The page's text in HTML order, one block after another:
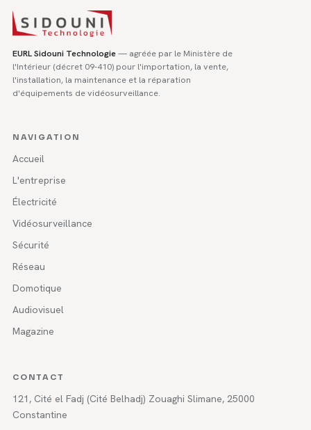
EURL Sidouni Technologie— agréée par le Ministère de
l'Intérieur (décret 09-410) pour l'importation, la vente,
l'installation, la maintenance et la réparation
d'équipements de vidéosurveillance.
NAVIGATION
Accueil
L'entreprise
Électricité
Vidéosurveillance
Sécurité
Réseau
Domotique
Audiovisuel
Magazine
CONTACT
121, Cité el Fadj (Cité Belhadj) Zouaghi Slimane, 25000
Constantine